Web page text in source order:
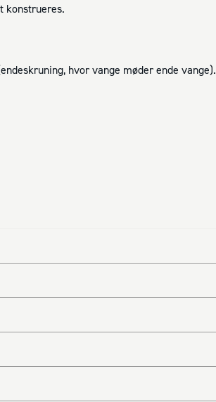
konstrueres.
hvor vange møder ende vange).